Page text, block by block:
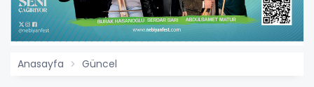
Anasayfa Güncel